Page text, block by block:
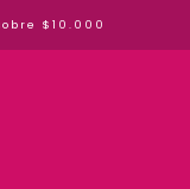
$10.000